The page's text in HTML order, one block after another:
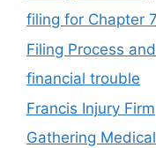
filing for Chapter 7
Filing Process
financial trouble
Francis Injury Firm
Gathering